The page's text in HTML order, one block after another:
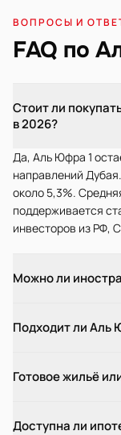
ВОПРОСЫ И
FAQ по
Стоит ли
в 2026?
Да, Аль Юфра 1
направлений
около 5,3%.
поддерживается
инвесторов из РФ,
Можно ли
Подходит ли Аль
Готовое жильё
Доступна ли